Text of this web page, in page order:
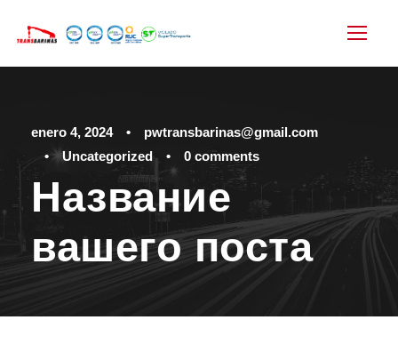
enero 4, 2024 •
pwtransbarinas@gmail.com
•
Uncategorized • 0 comments
Название
вашего поста